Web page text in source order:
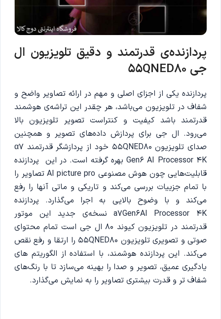
پردازنده‌ی قدرتمند و دقیق تلویزیون ال
جی 55QNED80
پردازنده یکی از اجزای اصلی و مهم در ارائه تصاویر واضح و
شفاف در تلویزیون می‌باشد، هر چقدر این تراشه‌ی هوشمند
قدرتمند باشد کیفیت و کنتراست تصویر تلویزیون بالا
می‌رود. ال جی برای پردازش داده‌های تصویر و همچنین
صدای تلویزیون 55QNED80 خود از پردازشگر قدرتمند α7
Gen6 AI Processor 4K بهره گرفته است. در این پردازنده
قابلیت‌هایی چون هوش مصنوعی Al picture pro تصاویر را
با تمام جزییات بررسی می‌کند و تاریکی و ماتی آنها را رفع
می‌کند و با وضوح بالایی به اجرا می‌گذارد. پردازنده
a7Gen6Al Processor 4K نسخه‌ی جدید این موتور
قدرتمند در تلویزیون کیوند 80 ال جی است تمام محتوای
صوتی و تصویری تلویزیون 55QNED80 را ارتقا و رفع نقص
می‌کند. این پردازنده هوشمند، با استفاده از الگوریتم های
یادگیری عمیق، تصویر و صدا را بهینه می‌سازد تا با رنگ‌های
شفاف تر و قدرت بیشتری تصاویر را به نمایش می‌گذارد.